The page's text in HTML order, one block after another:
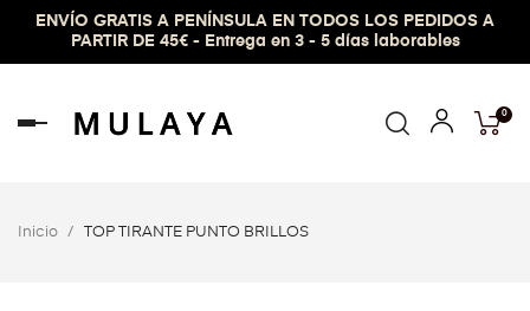
ENVÍO GRATIS A PENÍNSULA EN TODOS LOS PEDIDOS A
PARTIR DE 45€ - Entrega en 3 - 5 días laborables
Navegación
0
Inicio TOP TIRANTE PUNTO BRILLOS